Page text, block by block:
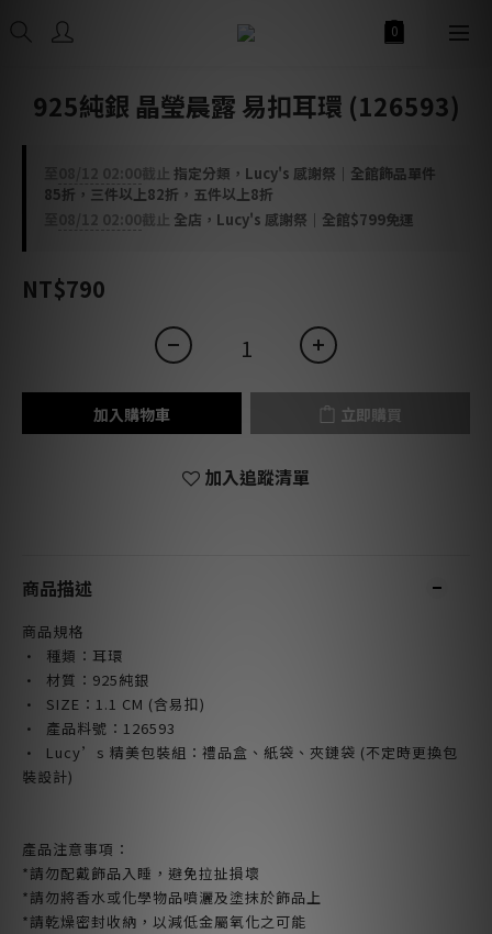
925純銀 晶瑩晨露 易扣耳環 (126593)
08/12 02:00截止 指定分類，Lucy's 感謝祭｜全館飾品單件
85折，三件以上82折，五件以上8折
08/12 02:00截止 全店，Lucy's 感謝祭｜全館$799免運
NT$790
加入購物車 立即購買
加入追蹤清單
商品描述
商品規格
· 種類：耳環
· 材質：925純銀
· SIZE ：1.1 CM (含易扣)
· 產品料號：126593
· Lucy’s 精美包裝組：禮品盒、紙袋、夾鏈袋 (不定時更換包
裝設計)
產品注意事項：
*請勿配戴飾品入睡，避免拉扯損壞
*請勿將香水或化學物品噴灑及塗抹於飾品上
*請乾燥密封收納，以減低金屬氧化之可能